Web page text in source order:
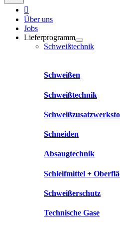
Über uns
Jobs
Lieferprogramm
Schweißtechnik
Schweißen
Schweißtechnik
Schneiden
Absaugtechnik
Schleifmittel +
Schweißerschutz
Technische Gase